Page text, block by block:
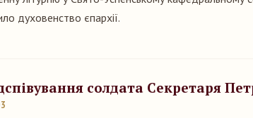
духовенство єпархії.
солдата Секретаря